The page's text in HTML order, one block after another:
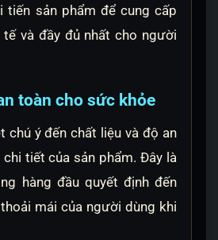
tiến sản phẩm để cung cấp
và đầy đủ nhất cho người
toàn cho sức khỏe
chú ý đến chất liệu và độ an
tiết của sản phẩm. Đây là
hàng đầu quyết định đến
mái của người dùng khi